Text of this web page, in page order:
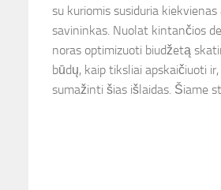
su kuriomis susiduria
savininkas. Nuolat kintančios
noras optimizuoti biudžetą
būdų, kaip tiksliai apskaičiuoti
sumažinti šias išlaidas. Šiame